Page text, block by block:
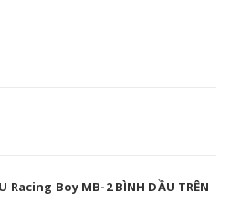
Racing Boy MB-2 BÌNH DẦU TRÊN